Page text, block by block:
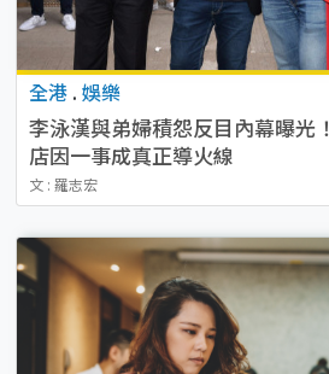
全港 . 娛樂
李泳漢與弟婦積怨反目內幕曝光
店因一事成真正導火線
文 : 羅志宏